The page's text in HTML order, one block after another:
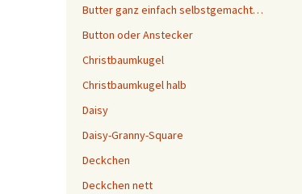
Butter ganz einfach selbstgemacht…
Button oder Anstecker
Christbaumkugel
Christbaumkugel halb
Daisy
Daisy-Granny-Square
Deckchen
Deckchen nett